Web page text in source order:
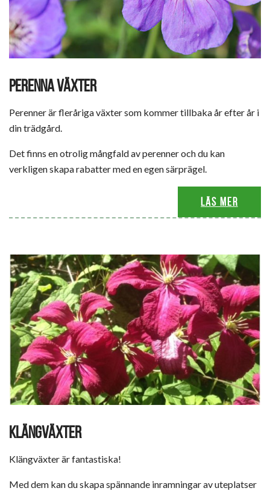
PERENNA VÄXTER
Perenner är fleråriga växter som kommer tillbaka år efter år i
din trädgård.
Det finns en otrolig mångfald av perenner och du kan
verkligen skapa rabatter med en egen särprägel.
Läs mer
KLÄNGVÄXTER
Klängväxter är fantastiska!
Med dem kan du skapa spännande inramningar av uteplatser